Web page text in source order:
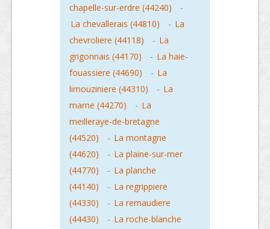
chapelle-sur-erdre (44240)
-
La chevallerais (44810)
- La
chevroliere (44118)
- La
grigonnais (44170)
- La haie-
fouassiere (44690)
- La
limouziniere (44310)
- La
marne (44270)
- La
meilleraye-de-bretagne
(44520)
- La montagne
(44620)
- La plaine-sur-mer
(44770)
- La planche
(44140)
- La regrippiere
(44330)
- La remaudiere
(44430)
- La roche-blanche